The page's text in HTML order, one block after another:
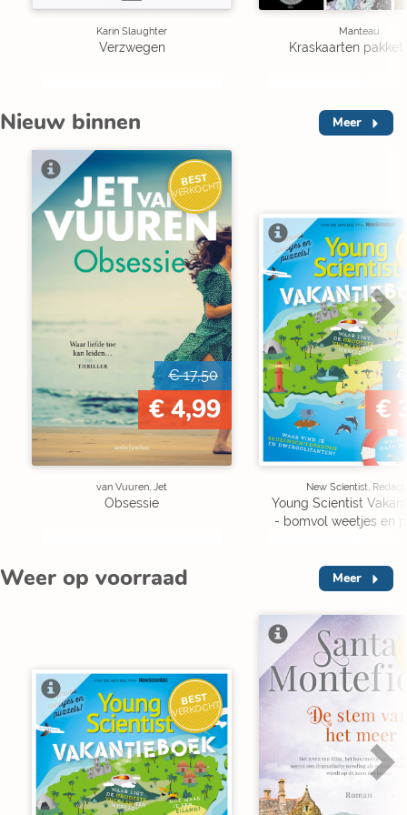
Karin Slaughter
Verzwegen
Manteau
Kraskaarten pakket
Nieuw binnen Meer
BEST
VERKOCHT
€ 17,50
€ 4,99
van Vuuren, Jet
Obsessie
€
New Scientist,
Young Scientist
- bomvol weetjes en
Weer op voorraad Meer
BEST
VERKOCHT